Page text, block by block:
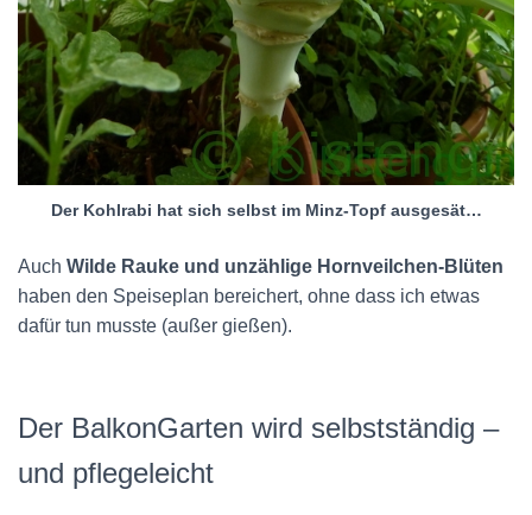
Der Kohlrabi hat sich selbst im Minz-Topf ausgesät…
Auch Wilde Rauke und unzählige Hornveilchen-Blüten
haben den Speiseplan bereichert, ohne dass ich etwas
dafür tun musste (außer gießen).
Der BalkonGarten wird selbstständig –
und pflegeleicht